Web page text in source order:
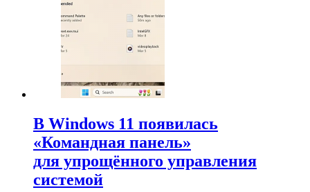
В Windows 11 появилась
«Командная панель»
для упрощённого управления
системой